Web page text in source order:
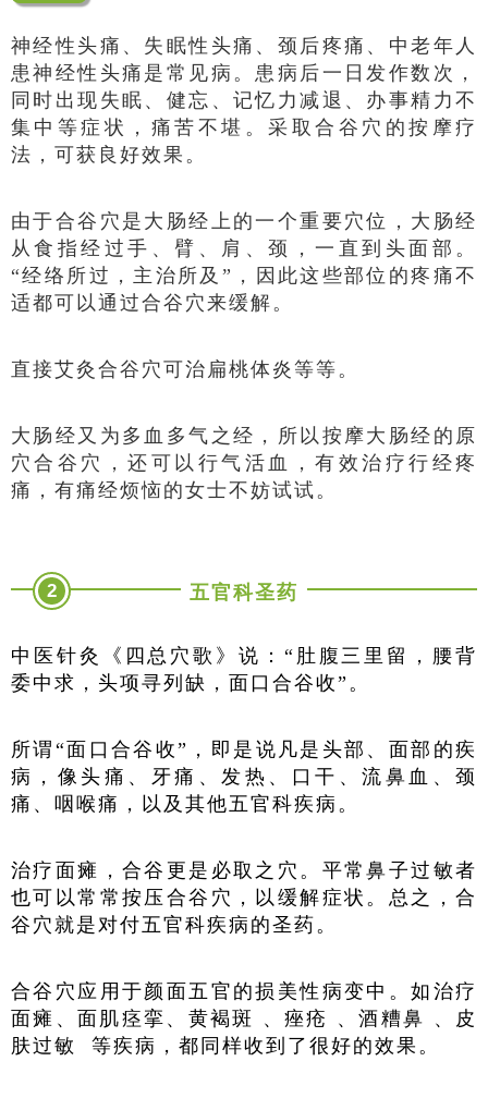
神经性头痛、失眠性头痛、颈后疼痛、中老年人
患神经性头痛是常见病。患病后一日发作数次，
同时出现失眠、健忘、记忆力减退、办事精力不
集中等症状，痛苦不堪。采取合谷穴的按摩疗
法，可获良好效果。
由于合谷穴是大肠经上的一个重要穴位，大肠经
从食指经过手、臂、肩、颈，一直到头面部。
“经络所过，主治所及”，因此这些部位的疼痛不
适都可以通过合谷穴来缓解。
直接艾灸合谷穴可治扁桃体炎等等。
大肠经又为多血多气之经，所以按摩大肠经的原
穴合谷穴，还可以行气活血，有效治疗行经疼
痛，有痛经烦恼的女士不妨试试。
2 五官科圣药
中医针灸《四总穴歌》说：“肚腹三里留，腰背
委中求，头项寻列缺，面口合谷收”。
所谓“面口合谷收”，即是说凡是头部、面部的疾
病，像头痛、牙痛、发热、口干、流鼻血、颈
痛、咽喉痛，以及其他五官科疾病。
治疗面瘫，合谷更是必取之穴。平常鼻子过敏者
也可以常常按压合谷穴，以缓解症状。总之，合
谷穴就是对付五官科疾病的圣药。
合谷穴应用于颜面五官的损美性病变中。如治疗
面瘫、面肌痉挛、黄褐斑 、痤疮 、酒糟鼻 、皮
肤过敏 等疾病，都同样收到了很好的效果。